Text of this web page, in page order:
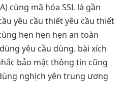
cùng mã hóa SSL là gần
yêu cầu thiết yêu cầu thiết
hẹn hẹn hẹn an toàn
yêu cầu dùng. bài xích
bảo mật thông tin cũng
nghịch yên trung ương